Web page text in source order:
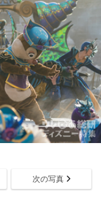
次の写真